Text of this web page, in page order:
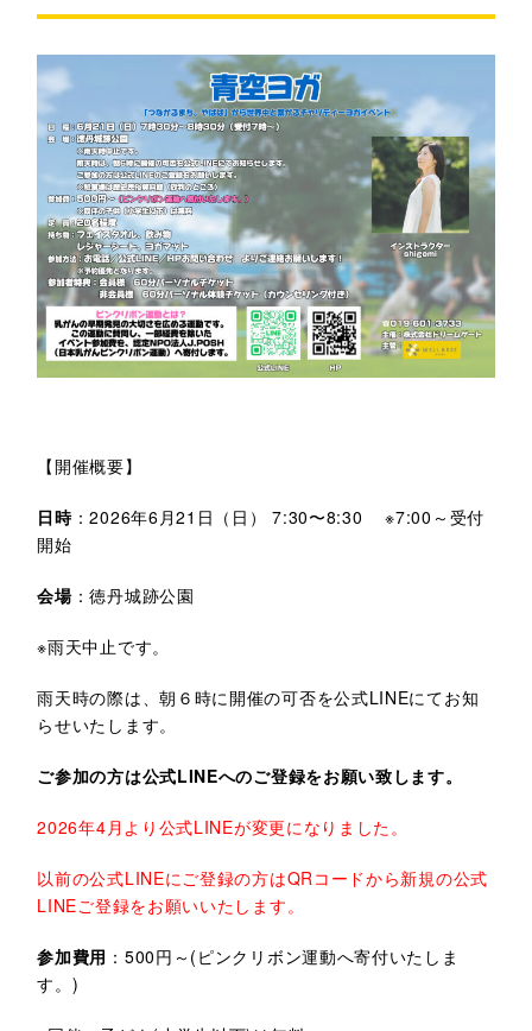
【開催概要】
日時：2026年6月21日（日） 7:30〜8:30 ※7:00～受付
開始
会場：徳丹城跡公園
※雨天中止です。
雨天時の際は、朝６時に開催の可否を公式LINEにてお知
らせいたします。
ご参加の方は公式LINEへのご登録をお願い致します。
2026年4月より公式LINEが変更になりました。
以前の公式LINEにご登録の方はQRコードから新規の公式
LINEご登録をお願いいたします。
参加費用 ：500円～(ピンクリボン運動へ寄付いたしま
す。)